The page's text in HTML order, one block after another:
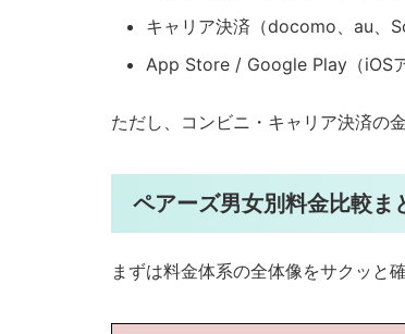
キャリア決済（docomo、au、
App Store / Google Play（iOS
ただし、コンビニ・キャリア決済の
ペアーズ男女別料金比較ま
まずは料金体系の全体像をサクッと